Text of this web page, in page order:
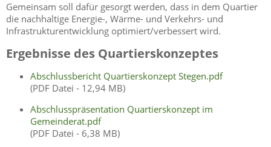
Gemeinsam soll dafür gesorgt werden, dass in dem Quartier
die nachhaltige Energie-, Wärme- und Verkehrs- und
Infrastrukturentwicklung optimiert/verbessert wird.
Ergebnisse des Quartierskonzeptes
Abschlussbericht Quartierskonzept Stegen.pdf
(PDF Datei - 12,94 MB)
Abschlusspräsentation Quartierskonzept im
Gemeinderat.pdf
(PDF Datei - 6,38 MB)